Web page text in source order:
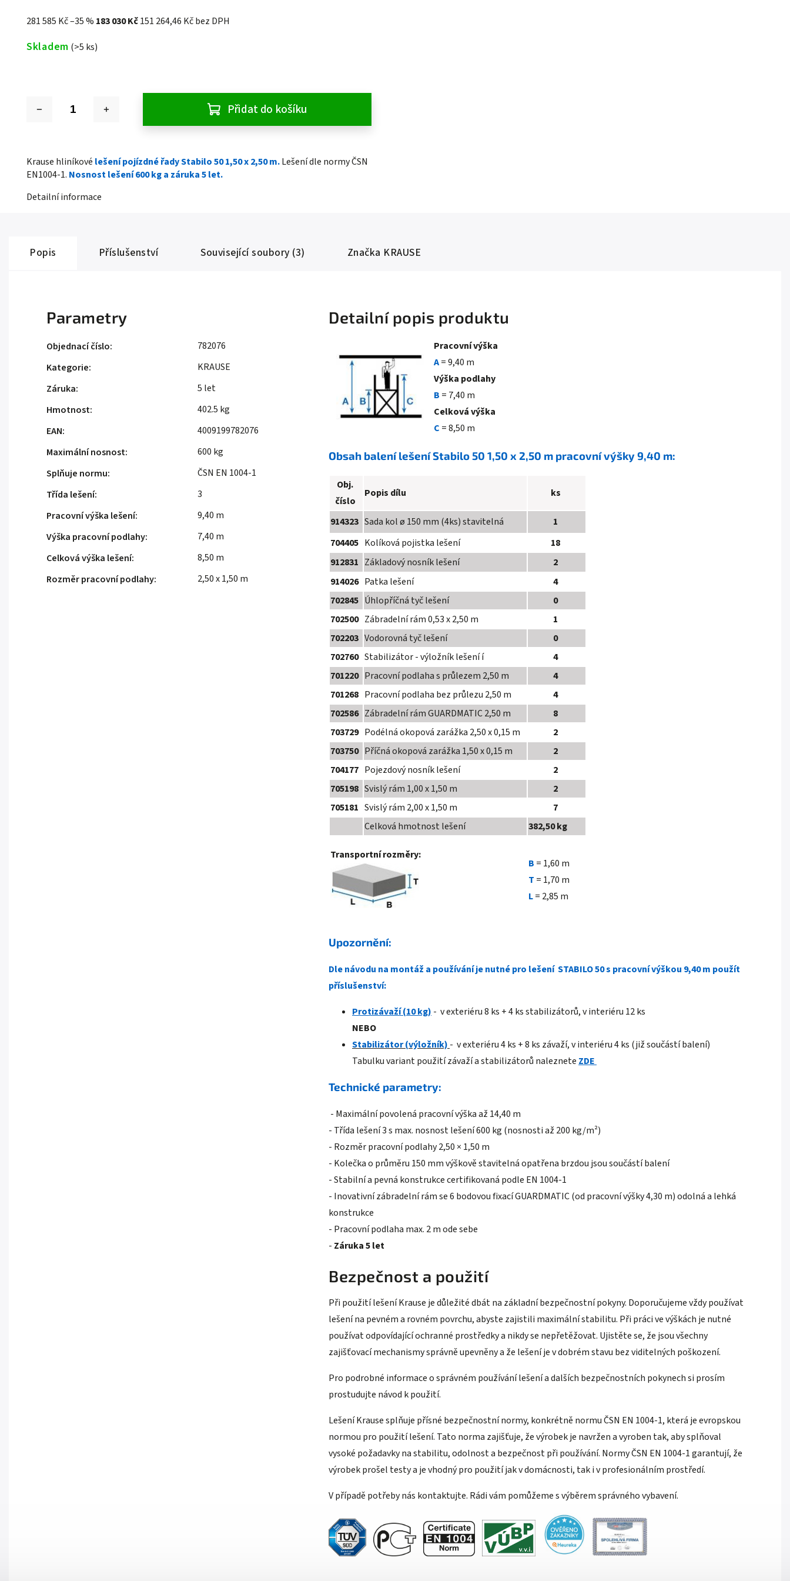
281 585 Kč–35 % 183 030 Kč151 264,46 Kč bez DPH
Skladem (>5 ks)
Přidat do košíku
Krause hliníkové lešení pojízdné řady Stabilo 50 1,50 x 2,50 m.Lešení dle normy ČSN
EN1004-1. Nosnost lešení 600 kg a záruka 5 let.
Detailní informace
Popis Příslušenství Související soubory (3) Značka KRAUSE
Detailní popis produktu
Pracovní výška
A= 9,40 m
Výška podlahy
B = 7,40 m
Celková výška
C = 8,50 m
Obsah balení lešení Stabilo 50 1,50 x 2,50 m pracovní výšky 9,40 m:
Obj.
číslo
Popis dílu ks
914323 Sada kolø 150 mm (4ks) stavitelná
1
704405 Kolíková pojistka lešení
18
912831 Základový nosník lešení
2
914026 Patka lešení
4
702845 Úhlopříčná tyč lešení
0
702500 Zábradelní rám 0,53 x 2,50 m
1
702203 Vodorovná tyč lešení
0
702760 Stabilizátor - výložník lešení í
4
701220 Pracovní podlaha s průlezem 2,50 m
4
701268 Pracovní podlaha bez průlezu 2,50 m
4
702586 Zábradelní rám GUARDMATIC 2,50 m
8
703729 Podélná okopová zarážka 2,50 x 0,15 m
2
703750 Příčná okopová zarážka 1,50 x 0,15 m
2
704177 Pojezdový nosník lešení
2
705198 Svislý rám 1,00 x 1,50 m
2
705181 Svislý rám 2,00 x 1,50 m
7
Celková hmotnost lešení
382,50 kg
Transportní rozměry:
B = 1,60 m
T = 1,70 m
L= 2,85 m
Upozornění:
Dle návodu na montáž a používání je nutné pro lešení STABILO 50 s pracovní výškou 9,40 m použít
příslušenství:
Protizávaží (10 kg) - v exteriéru 8 ks + 4 ks stabilizátorů, v interiéru 12 ks
NEBO
Stabilizátor(výložník) - v exteriéru 4 ks + 8 ks závaží, v interiéru 4 ks (již součástí balení)
Tabulku variant použití závaží a stabilizátorů naleznete ZDE
Technické parametry:
- Maximální povolená pracovní výška až 14,40 m
- Třída lešení 3 s max. nosnost lešení 600 kg (nosnosti až 200 kg/m²)
- Rozměr pracovní podlahy 2,50 × 1,50 m
- Kolečka o průměru 150 mm výškově stavitelná opatřena brzdou jsou součástí balení
- Stabilní a pevná konstrukce certifikovaná podle EN 1004-1
- Inovativní zábradelní rám se 6 bodovou fixací GUARDMATIC (od pracovní výšky 4,30 m) odolná a lehká
konstrukce
- Pracovní podlaha max. 2 m ode sebe
- Záruka 5 let
Bezpečnost a použití
Při použití lešení Krause je důležité dbát na základní bezpečnostní pokyny. Doporučujeme vždy používat
lešení na pevném a rovném povrchu, abyste zajistili maximální stabilitu. Při práci ve výškách je nutné
používat odpovídající ochranné prostředky a nikdy se nepřetěžovat. Ujistěte se, že jsou všechny
zajišťovací mechanismy správně upevněny a že lešení je v dobrém stavu bez viditelných poškození.
Pro podrobné informace o správném používání lešení a dalších bezpečnostních pokynech si prosím
prostudujte návod k použití.
Lešení Krause splňuje přísné bezpečnostní normy, konkrétně normu ČSN EN 1004-1, která je evropskou
normou pro použití lešení. Tato norma zajišťuje, že výrobek je navržen a vyroben tak, aby splňoval
vysoké požadavky na stabilitu, odolnost a bezpečnost při používání. Normy ČSN EN 1004-1 garantují, že
výrobek prošel testy a je vhodný pro použití jak v domácnosti, tak i v profesionálním prostředí.
V případě potřeby nás kontaktujte. Rádi vám pomůžeme s výběrem správného vybavení.
Parametry
Objednací číslo:
782076
Kategorie:
KRAUSE
Záruka:
5 let
Hmotnost:
402.5 kg
EAN:
4009199782076
Maximální nosnost:
600 kg
Splňuje normu:
ČSN EN 1004-1
Třída lešení:
3
Pracovní výška lešení:
9,40 m
Výška pracovní podlahy:
7,40 m
Celková výška lešení:
8,50 m
Rozměr pracovní podlahy: 2,50 x 1,50 m